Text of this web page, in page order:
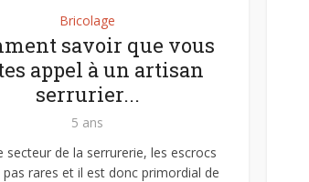
Bricolage
savoir que vous
appel à un artisan
serrurier...
5 ans
secteur de la serrurerie, les escrocs
rares et il est donc primordial de